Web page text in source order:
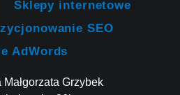
Sklepy internetowe
SEO
AdWords
Małgorzata Grzybek